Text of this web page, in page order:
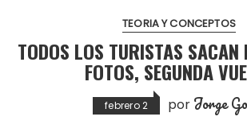
TEORIA Y CONCEPTOS
TODOS LOS TURISTAS
FOTOS, SEGUNDA
febrero 2 por Jorge